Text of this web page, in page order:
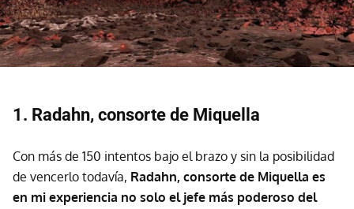
1. Radahn, consorte de Miquella
Con más de 150 intentos bajo el brazo y sin la posibilidad
de vencerlo todavía, Radahn, consorte de Miquella es
en mi experiencia no solo el jefe más poderoso del